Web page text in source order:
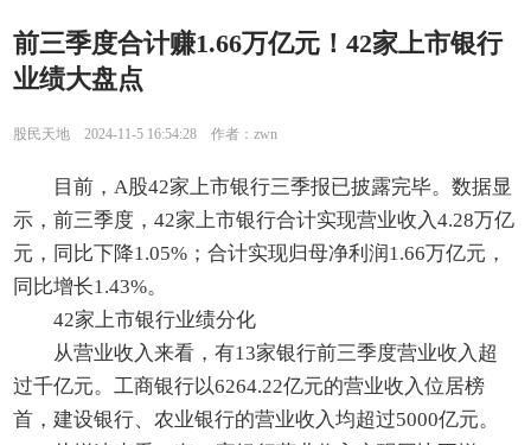
前三季度合计赚1.66万亿元！42家上市银行
业绩大盘点
股民天地 2024-11-5 16:54:28 作者：zwn
目前，A股42家上市银行三季报已披露完毕。数据显
示，前三季度，42家上市银行合计实现营业收入4.28万亿
元，同比下降1.05%；合计实现归母净利润1.66万亿元，
同比增长1.43%。
42家上市银行业绩分化
从营业收入来看，有13家银行前三季度营业收入超
过千亿元。工商银行以6264.22亿元的营业收入位居榜
首，建设银行、农业银行的营业收入均超过5000亿元。